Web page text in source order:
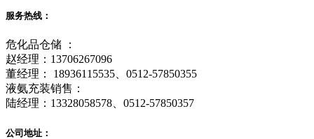
服务热线：
危化品仓储 ：
赵经理：13706267096
董经理： 18936115535、0512-57850355
液氨充装销售：
陆经理：13328058578、0512-57850357
公司地址：